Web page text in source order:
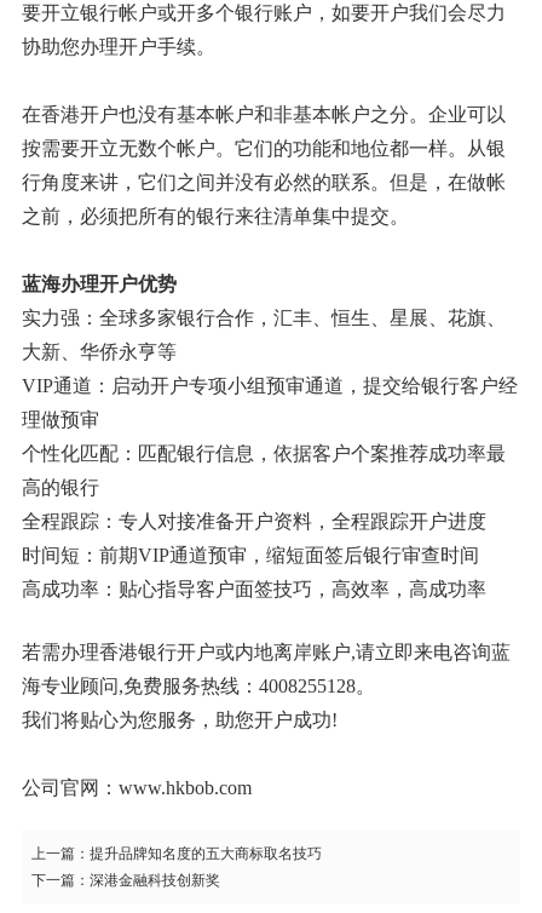
要开立银行帐户或开多个银行账户，如要开户我们会尽力
协助您办理开户手续。
在香港开户也没有基本帐户和非基本帐户之分。企业可以
按需要开立无数个帐户。它们的功能和地位都一样。从银
行角度来讲，它们之间并没有必然的联系。但是，在做帐
之前，必须把所有的银行来往清单集中提交。
蓝海办理开户优势
实力强：全球多家银行合作，汇丰、恒生、星展、花旗、
大新、华侨永亨等
VIP通道：启动开户专项小组预审通道，提交给银行客户经
理做预审
个性化匹配：匹配银行信息，依据客户个案推荐成功率最
高的银行
全程跟踪：专人对接准备开户资料，全程跟踪开户进度
时间短：前期VIP通道预审，缩短面签后银行审查时间
高成功率：贴心指导客户面签技巧，高效率，高成功率
若需办理香港银行开户或内地离岸账户,请立即来电咨询蓝
海专业顾问,免费服务热线：4008255128。
我们将贴心为您服务，助您开户成功!
公司官网：www.hkbob.com
上一篇： 提升品牌知名度的五大商标取名技巧
下一篇： 深港金融科技创新奖